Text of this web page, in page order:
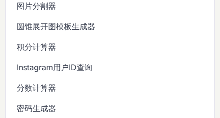
图片分割器
圆锥展开图模板生成器
积分计算器
Instagram用户ID查询
分数计算器
密码生成器